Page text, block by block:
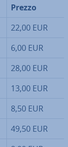
Prezzo
22,00 EUR
6,00 EUR
28,00 EUR
13,00 EUR
8,50 EUR
49,50 EUR